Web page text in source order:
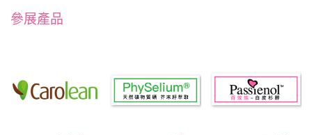
參展產品